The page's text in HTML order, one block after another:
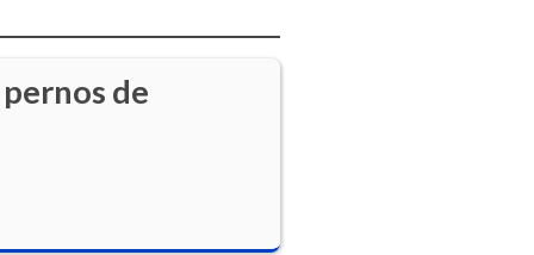
de